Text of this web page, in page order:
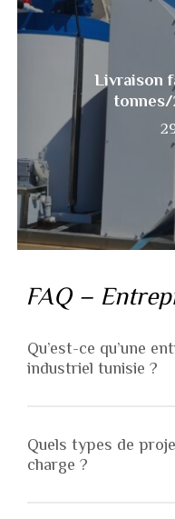
Livraison
FAQ –
Qu’est-ce qu’une
industriel tunisie ?
maintient et dépanne
pour les secteurs
Quels types de
charge ?